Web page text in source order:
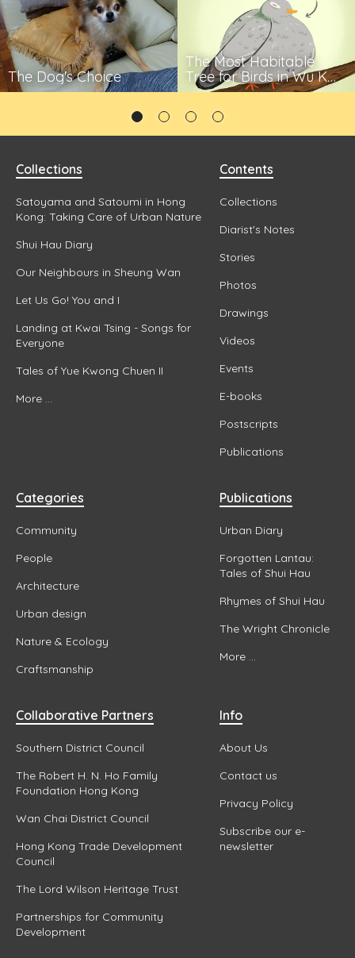
The Dog's Choice
The Most Habitable
Tree for Birds in Wu Kai
Sha
Collections
Satoyama and Satoumi in Hong
Kong: Taking Care of Urban Nature
Shui Hau Diary
Our Neighbours in Sheung Wan
Let Us Go! You and I
Landing at Kwai Tsing - Songs for
Everyone
Tales of Yue Kwong Chuen II
More ...
Contents
Collections
Diarist's Notes
Stories
Photos
Drawings
Videos
Events
E-books
Postscripts
Publications
Categories
Community
People
Architecture
Urban design
Nature & Ecology
Craftsmanship
Publications
Urban Diary
Forgotten Lantau:
Tales of Shui Hau
Rhymes of Shui Hau
The Wright Chronicle
More ...
Collaborative Partners
Southern District Council
The Robert H. N. Ho Family
Foundation Hong Kong
Wan Chai District Council
Hong Kong Trade Development
Council
The Lord Wilson Heritage Trust
Partnerships for Community
Development
Info
About Us
Contact us
Privacy Policy
Subscribe our e-
newsletter